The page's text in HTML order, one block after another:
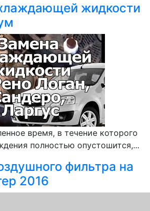
жидкости
время, в течение которого
полностью опустошится,...
фильтра на
2016